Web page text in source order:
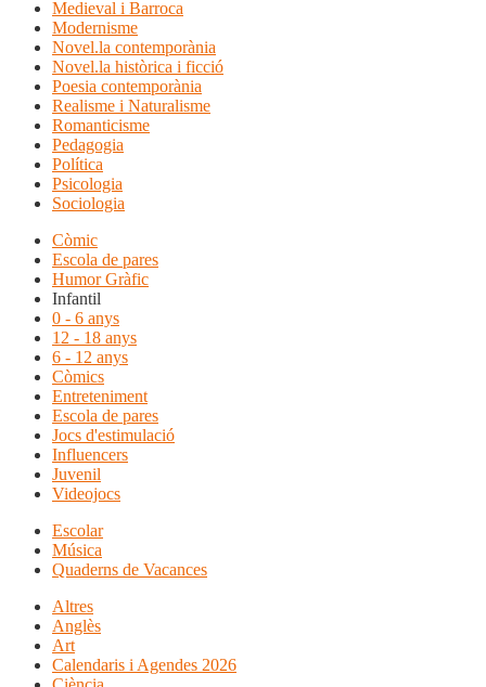
Medieval i Barroca
Modernisme
Novel.la contemporània
Novel.la històrica i ficció
Poesia contemporània
Realisme i Naturalisme
Romanticisme
Pedagogia
Política
Psicologia
Sociologia
Còmic
Escola de pares
Humor Gràfic
Infantil
0 - 6 anys
12 - 18 anys
6 - 12 anys
Còmics
Entreteniment
Escola de pares
Jocs d'estimulació
Influencers
Juvenil
Videojocs
Escolar
Música
Quaderns de Vacances
Altres
Anglès
Art
Calendaris i Agendes 2026